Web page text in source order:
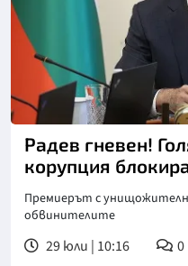
Снимка: БТА
Радев гневен!
корупция
Премиерът с
обвинителите
29 юли | 10:16 0